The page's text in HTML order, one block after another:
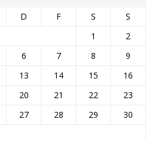
D F S
S
1
2
6 7 8
9
13 14 15
16
20 21 22
23
27 28 29
30